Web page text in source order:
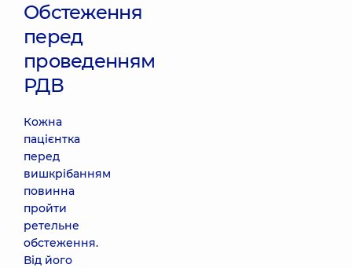
Обстеження
перед
проведенням
РДВ
Кожна
пацієнтка
перед
вишкрібанням
повинна
пройти
ретельне
обстеження.
Від його